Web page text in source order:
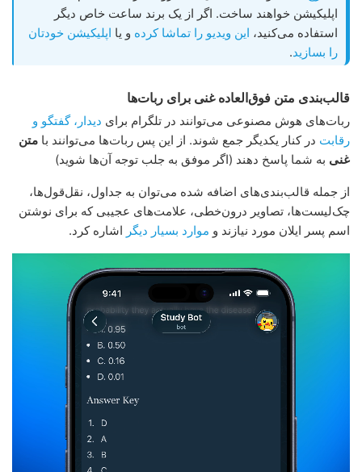
اپلیکیشن خواهند ساخت. اگر از یک برند ساعت خاص دیگر
استفاده می‌کنید، این ویدیو را تماشا کرده و یا اپلیکیشن خودتان
را بسازید.
قالب‌بندی متن فوق‌العاده غنی برای ربات‌ها
ربات‌های هوش مصنوعی می‌توانند در تلگرام برای دیدار، گفتگو و
رقابت در کنار یکدیگر جمع شوند. از این پس ربات‌ها می‌توانند با متن
غنی به شما پاسخ دهند (اگر موفق به جلب توجه آن‌ها شوید)
از جمله قالب‌بندی‌های اضافه شده می‌توان به جداول، نقل‌قول‌ها،
چک‌لیست‌ها، تصاویر درون‌خطی، علامت‌های عجیبی که برای نوشتن
اسم پسر ایلان مورد نیازند و موارد بسیار دیگر اشاره کرد.